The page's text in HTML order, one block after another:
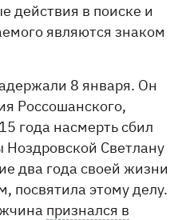
действия в поиске и
являются знаком
8 января. Он
Россошанского,
года насмерть сбил
Светлану
два года своей жизни
посвятила этому делу.
признался в